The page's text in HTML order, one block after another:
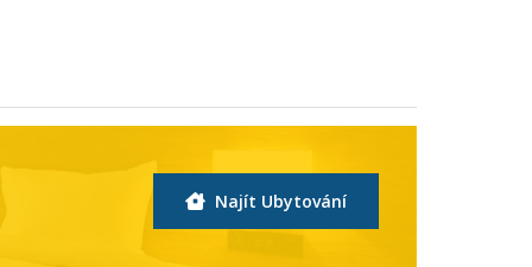
Najít Ubytování